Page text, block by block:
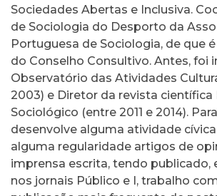
Sociedades Abertas e Inclusiva.
de Sociologia do Desporto da
Portuguesa de Sociologia, de que
do Conselho Consultivo. Antes, foi
Observatório das Atividades
2003) e Diretor da revista científica
Sociológico (entre 2011 e 2014).
desenvolve alguma atividade
alguma regularidade artigos de
imprensa escrita, tendo publicado,
nos jornais Público e I, trabalho